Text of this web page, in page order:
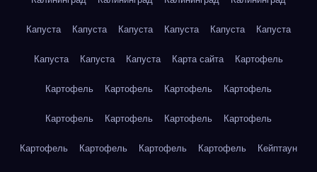
Капуста Капуста Капуста Капуста Капуста Капуста
Капуста Капуста Капуста Карта сайта Картофель
Картофель Картофель Картофель Картофель
Картофель Картофель Картофель Картофель
Картофель Картофель Картофель Картофель Кейптаун